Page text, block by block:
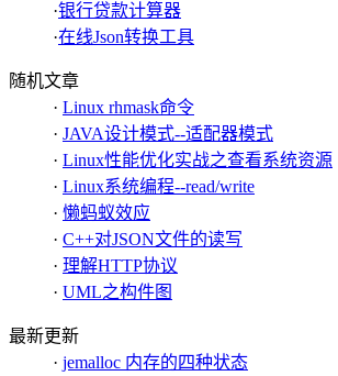
·银行贷款计算器
·在线Json转换工具
随机文章
· Linux rhmask命令
· JAVA设计模式--适配器模式
· Linux性能优化实战之查看系统资源
· Linux系统编程--read/write
· 懒蚂蚁效应
· C++对JSON文件的读写
· 理解HTTP协议
· UML之构件图
最新更新
· jemalloc 内存的四种状态